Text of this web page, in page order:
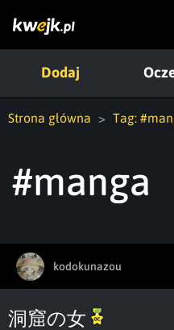
Dodaj
Strona główna Tag:
#manga
kodokunazou
洞窟の女